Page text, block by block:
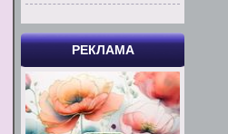
РЕКЛАМА